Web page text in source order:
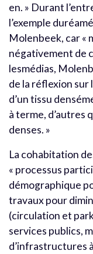
en. » Durant
l’exemple
Molenbeek, car «
négativement de
lesmédias,
de la réflexion sur
d’un tissu
à terme, d’autres
denses. »
La cohabitation
« processus
démographique
travaux pour
(circulation et
services publics,
d’infrastructures